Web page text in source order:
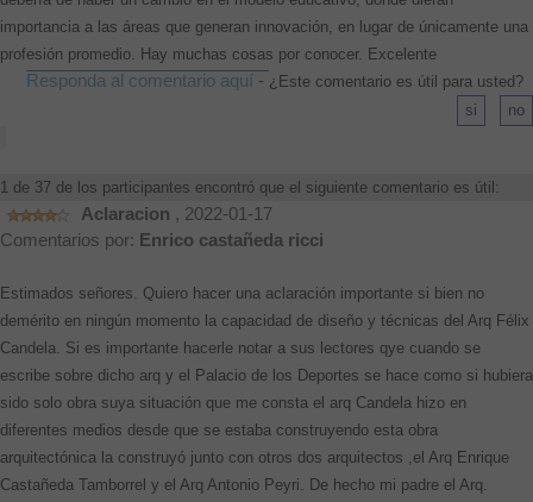
importancia a las áreas que generan innovación, en lugar de únicamente una
profesión promedio. Hay muchas cosas por conocer. Excelente
Responda al comentario aquí - ¿Este comentario es útil para usted?
1 de 37 de los participantes encontró que el siguiente comentario es útil:
Aclaracion , 2022-01-17
Comentarios por: Enrico castañeda ricci
Estimados señores. Quiero hacer una aclaración importante si bien no
demérito en ningún momento la capacidad de diseño y técnicas del Arq Félix
Candela. Si es importante hacerle notar a sus lectores qye cuando se
escribe sobre dicho arq y el Palacio de los Deportes se hace como si hubiera
sido solo obra suya situación que me consta el arq Candela hizo en
diferentes medios desde que se estaba construyendo esta obra
arquitectónica la construyó junto con otros dos arquitectos ,el Arq Enrique
Castañeda Tamborrel y el Arq Antonio Peyri. De hecho mi padre el Arq.